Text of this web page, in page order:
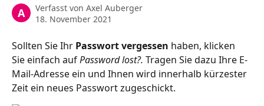
A Verfasst von Axel Auberger
18. November 2021
Sollten Sie Ihr Passwort vergessen haben, klicken
Sie einfach auf Password lost?. Tragen Sie dazu Ihre E-
Mail-Adresse ein und Ihnen wird innerhalb kürzester
Zeit ein neues Passwort zugeschickt.